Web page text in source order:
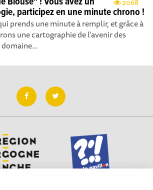
participez en une minute chrono !
prends une minute à remplir, et grâce à
une cartographie de l'avenir des